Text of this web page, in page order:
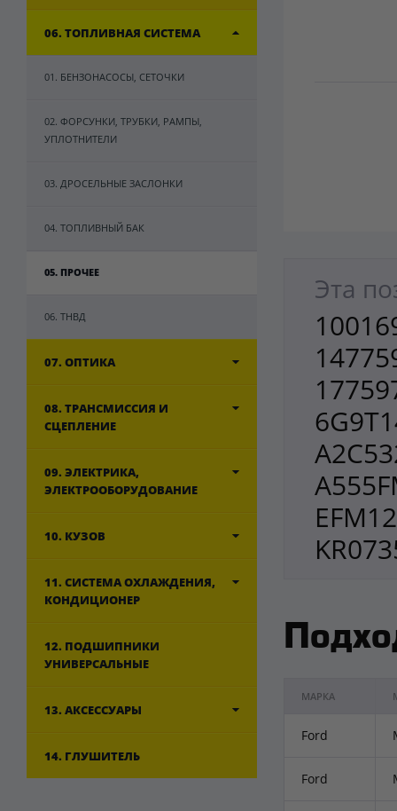
06. ТОПЛИВНАЯ СИСТЕМА
01. БЕНЗОНАСОСЫ, СЕТОЧКИ
02. ФОРСУНКИ, ТРУБКИ, РАМПЫ,
УПЛОТНИТЕЛИ
03. ДРОСЕЛЬНЫЕ ЗАСЛОНКИ
04. ТОПЛИВНЫЙ БАК
05. ПРОЧЕЕ
06. ТНВД
07. ОПТИКА
08. ТРАНСМИССИЯ И
СЦЕПЛЕНИЕ
09. ЭЛЕКТРИКА,
ЭЛЕКТРООБОРУДОВАНИЕ
10. КУЗОВ
11. СИСТЕМА ОХЛАЖДЕНИЯ,
КОНДИЦИОНЕР
12. ПОДШИПНИКИ
УНИВЕРСАЛЬНЫЕ
13. АКСЕССУАРЫ
14. ГЛУШИТЕЛЬ
Эта
МАРКА
Ford
Ford